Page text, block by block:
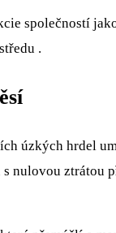
společností
.
úzkých hrdel
nulovou